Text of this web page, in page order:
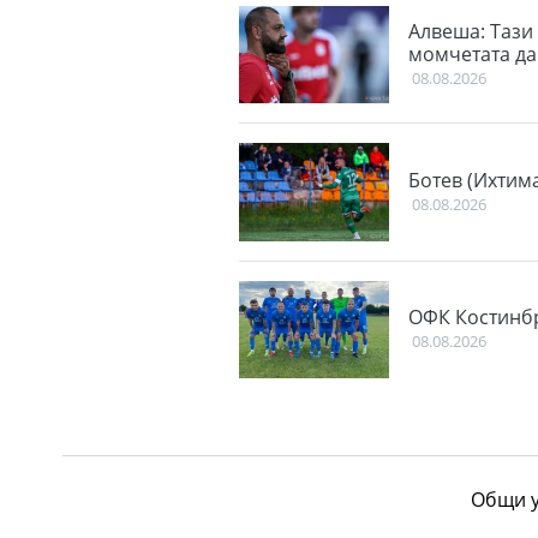
Алвеша: Тази
момчетата
08.08.2026
Ботев
08.08.2026
ОФК
08.08.2026
Общи